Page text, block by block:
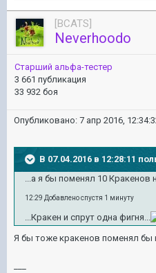
[BCATS]
Neverhoodo
Старший альфа-тестер
3 661 публикация
33 932 боя
Опубликовано: 7 апр 2016,
В 07.04.2016 в 12:28:11
...а я бы поменял 10 Кракенов
12:29 Добавлено спустя 1 минуту
...Кракен и спрут одна фигня...
Я бы тоже кракенов поменял бы